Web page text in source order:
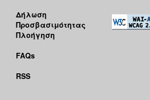
Δήλωση
Προσβασιμότητας
Πλοήγηση
FAQs
RSS